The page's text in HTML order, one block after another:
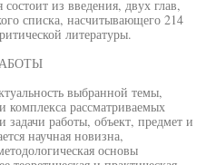
из введения, двух глав,
списка, насчитывающего 214
литературы.
выбранной темы,
комплекса рассматриваемых
работы, объект, предмет и
научная новизна,
основы